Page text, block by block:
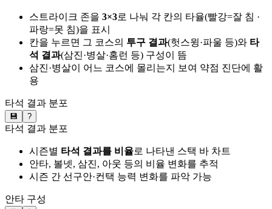
스트라이크 존을 3×3로 나눠 각 칸의 타율(빨강=잘 침 ·
파랑=못 침)을 표시
칸을 누르면 그 코스의 투구 결과(헛스윙·파울 등)와 타
석 결과(삼진·병살·홈런 등) 구성이 뜸
삼진·병살이 어느 코스에 몰리는지 보여 약점 진단에 활
용
타석 결과 분포
💾 ?
타석 결과 분포
시즌별 타석 결과를 비율로 나타낸 스택 바 차트
안타, 볼넷, 삼진, 아웃 등의 비율 변화를 추적
시즌 간 선구안·컨택 능력 변화를 파악 가능
안타 구성